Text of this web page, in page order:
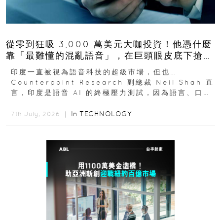
從零到狂吸 3,000 萬美元大咖投資！他憑什麼
靠「最難懂的混亂語音」，在巨頭眼皮底下搶下
十億人市場？
印度一直被視為語音科技的超級市場，但也…
Counterpoint Research 副總裁 Neil Shah 直
言，印度是語音 AI 的終極壓力測試，因為語言、口音
7th July, 2026 ｜ In TECHNOLOGY